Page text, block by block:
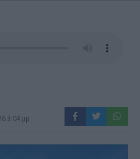
3:04 μμ